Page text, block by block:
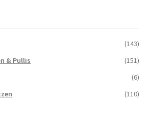
(143)
& Pullis
(151)
(6)
(110)